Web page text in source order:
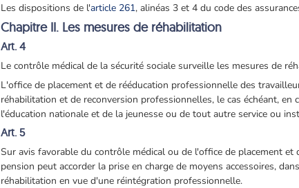
Les dispositions de l'article 261, alinéas 3 et 4 du code des
Chapitre II. Les mesures de réhabilitation
Art. 4
Le contrôle médical de la sécurité sociale surveille les mesures de
L'office de placement et de rééducation professionnelle des
réhabilitation et de reconversion professionnelles, le cas échéant,
l'éducation nationale et de la jeunesse ou de tout autre service ou
Art. 5
Sur avis favorable du contrôle médical ou de l'office de placement
pension peut accorder la prise en charge de moyens accessoires,
réhabilitation en vue d'une réintégration professionnelle.